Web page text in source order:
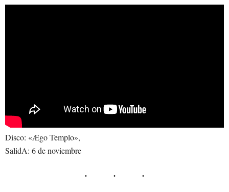
Disco: «Ægo Templo»,
SalidA: 6 de noviembre